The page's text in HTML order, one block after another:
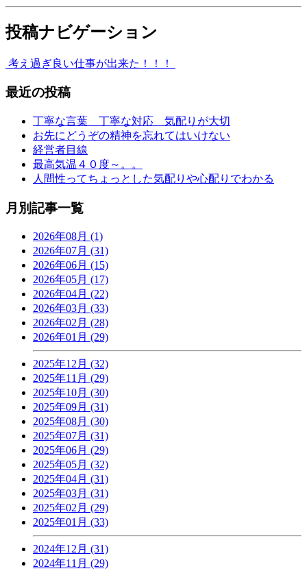
投稿ナビゲーション
考え過ぎ良い仕事が出来た！！！
最近の投稿
丁寧な言葉 丁寧な対応 気配りが大切
お先にどうぞの精神を忘れてはいけない
経営者目線
最高気温４０度～。。
人間性ってちょっとした気配りや心配りでわかる
月別記事一覧
2026年08月 (1)
2026年07月 (31)
2026年06月 (15)
2026年05月 (17)
2026年04月 (22)
2026年03月 (33)
2026年02月 (28)
2026年01月 (29)
2025年12月 (32)
2025年11月 (29)
2025年10月 (30)
2025年09月 (31)
2025年08月 (30)
2025年07月 (31)
2025年06月 (29)
2025年05月 (32)
2025年04月 (31)
2025年03月 (31)
2025年02月 (29)
2025年01月 (33)
2024年12月 (31)
2024年11月 (29)